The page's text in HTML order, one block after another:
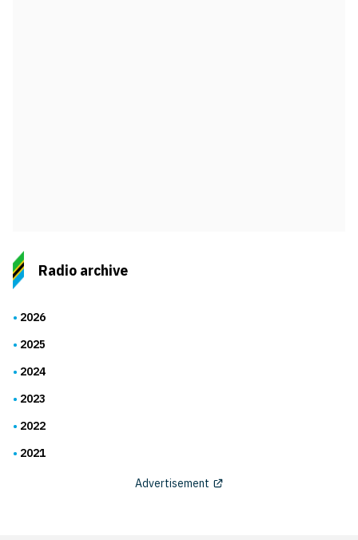
Radio archive
2026
2025
2024
2023
2022
2021
Advertisement